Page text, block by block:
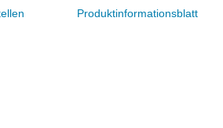
Produktinformationsblatt